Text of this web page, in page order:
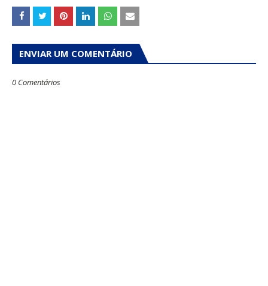
ENVIAR UM COMENTÁRIO
0 Comentários